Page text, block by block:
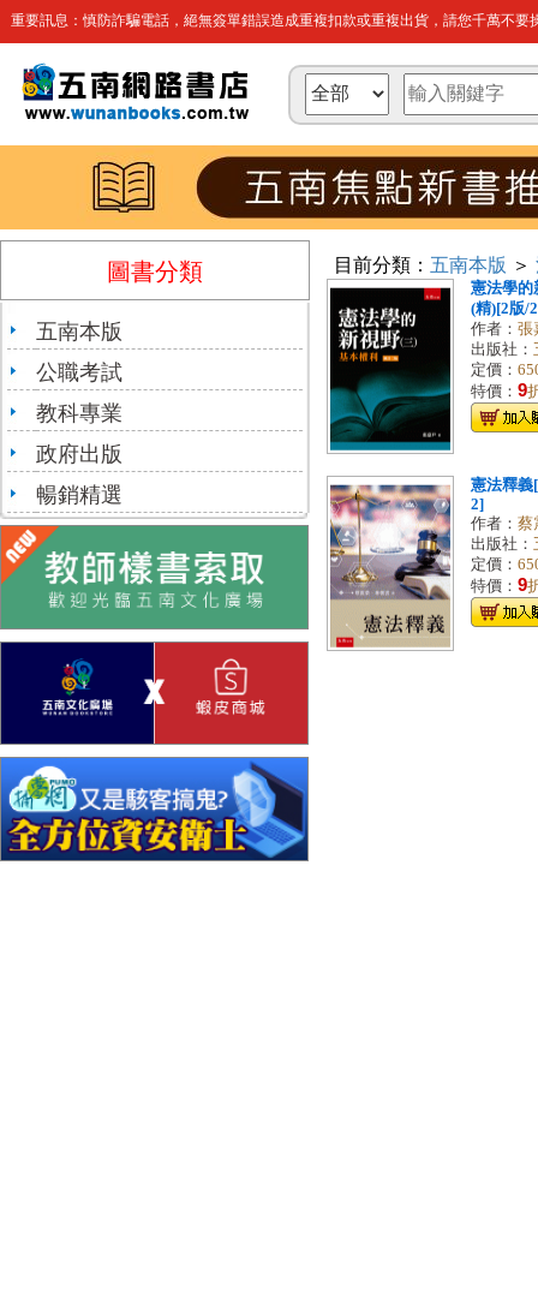
重要訊息：慎防詐騙電話，絕無簽單錯誤造成重複扣款或重複出貨，請您千萬不要
圖書分類
五南本版
公職考試
教科專業
政府出版
暢銷精選
目前分類： 五南本版 ＞
憲法學的
(精)[2版/
作者： 張
出版社：
定價：
特價： 9
憲法釋義
2]
作者： 蔡
出版社：
定價：
特價： 9